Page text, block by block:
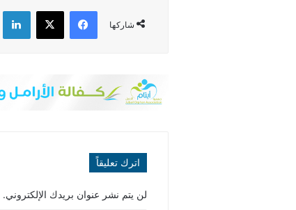
شاركها
فيسبوك ‫X
اترك تعليقاً
لن يتم نشر عنوان بريدك الإلكتروني.